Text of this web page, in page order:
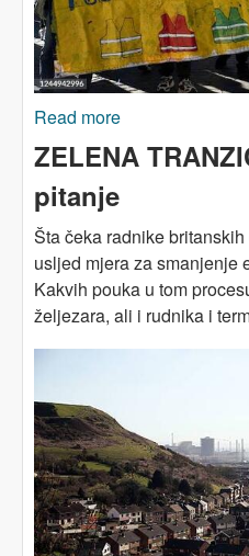
Read more
za prirodu i za
ZELENA
pitanje
Šta čeka radnike
usljed mjera za smanjenje
Kakvih pouka u tom
željezara, ali i rudnika i